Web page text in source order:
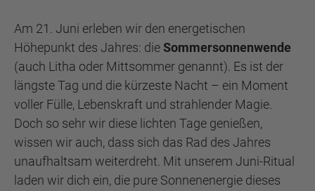
Am 21. Juni erleben wir den energetischen
Höhepunkt des Jahres: dieSommersonnenwende
(auch Litha oder Mittsommer genannt). Es ist der
längste Tag und die kürzeste Nacht – ein Moment
voller Fülle, Lebenskraft und strahlender Magie.
Doch so sehr wir diese lichten Tage genießen,
wissen wir auch, dass sich das Rad des Jahres
unaufhaltsam weiterdreht. Mit unserem Juni-Ritual
laden wir dich ein, die pure Sonnenenergie dieses